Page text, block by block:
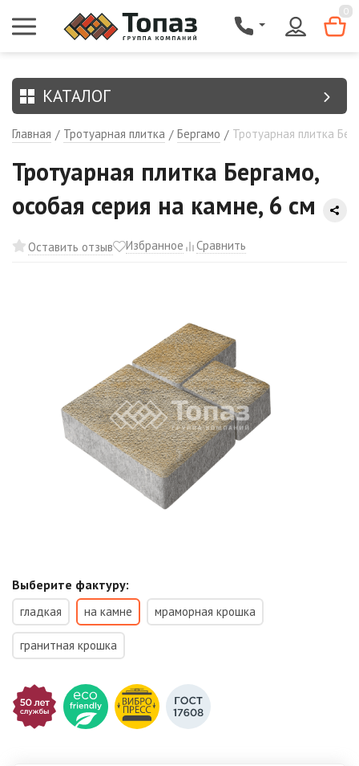
0
КАТАЛОГ
Главная / Тротуарная плитка / Бергамо / Тротуарная плитка
Тротуарная плитка Бергамо,
особая серия на камне, 6 см
Оставить отзыв Избранное Сравнить
Выберите фактуру:
гладкая на камне мраморная крошка
гранитная крошка